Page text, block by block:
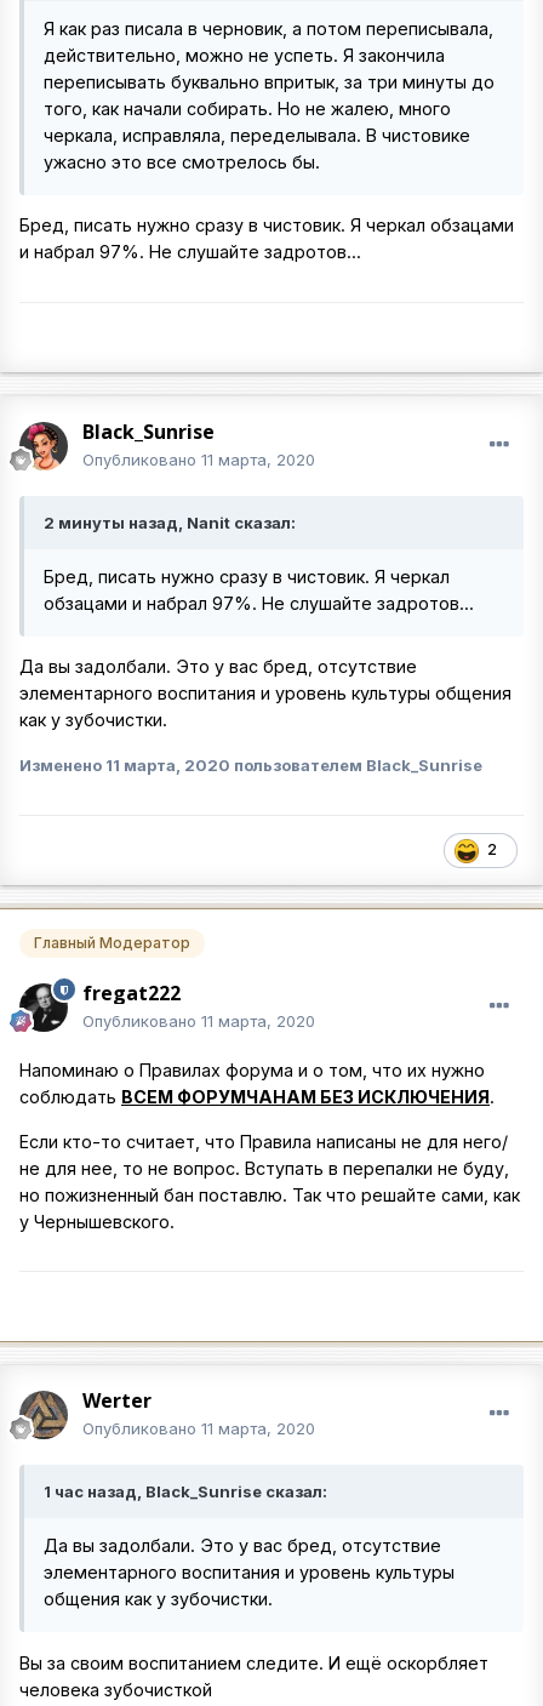
Я как раз писала в черновик, а потом переписывала,
действительно, можно не успеть. Я закончила
переписывать буквально впритык, за три минуты до
того, как начали собирать. Но не жалею, много
черкала, исправляла, переделывала. В чистовике
ужасно это все смотрелось бы.
Бред, писать нужно сразу в чистовик. Я черкал обзацами
и набрал 97%. Не слушайте задротов...
Black_Sunrise
Опубликовано 11 марта, 2020
2 минуты назад, Nanit сказал:
Бред, писать нужно сразу в чистовик. Я черкал
обзацами и набрал 97%. Не слушайте задротов...
Да вы задолбали. Это у вас бред, отсутствие
элементарного воспитания и уровень культуры общения
как у зубочистки.
Изменено 11 марта, 2020 пользователем Black_Sunrise
2
Главный Модератор
fregat222
Опубликовано 11 марта, 2020
Напоминаю о Правилах форума и о том, что их нужно
соблюдать ВСЕМ ФОРУМЧАНАМ БЕЗ ИСКЛЮЧЕНИЯ.
Если кто-то считает, что Правила написаны не для него/
не для нее, то не вопрос. Вступать в перепалки не буду,
но пожизненный бан поставлю. Так что решайте сами, как
у Чернышевского.
Werter
Опубликовано 11 марта, 2020
1 час назад, Black_Sunrise сказал:
Да вы задолбали. Это у вас бред, отсутствие
элементарного воспитания и уровень культуры
общения как у зубочистки.
Вы за своим воспитанием следите. И ещё оскорбляет
человека зубочисткой